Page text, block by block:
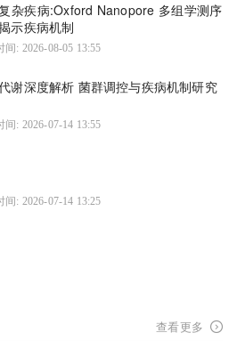
杂疾病:Oxford Nanopore 多组学测序
示疾病机制
间: 2026-08-05 13:55
谢深度解析 菌群调控与疾病机制研究
间: 2026-07-14 13:55
间: 2026-07-14 13:25
查看更多